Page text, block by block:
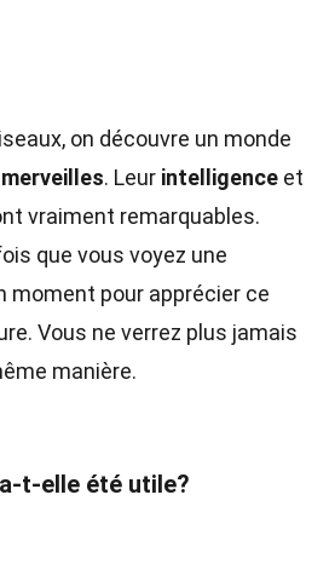
on découvre un monde
merveilles. Leur intelligence et
vraiment remarquables.
que vous voyez une
moment pour apprécier ce
Vous ne verrez plus jamais
manière.
t-elle été utile?